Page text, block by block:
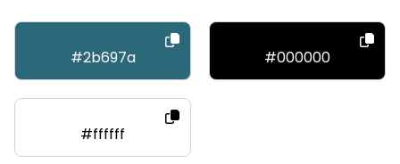
#2b697a #000000
#ffffff